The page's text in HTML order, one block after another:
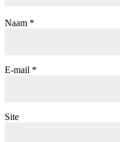
Naam *
E-mail *
Site